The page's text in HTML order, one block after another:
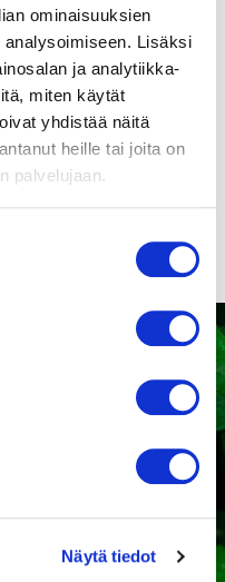
ominaisuuksien
Lisäksi
ja analytiikka-
miten käytät
yhdistää näitä
heille tai joita on
palvelujaan.
Näytä tiedot
merkitty, läpäiseekö tuote
direktiivin vaatimukset.
Suomenkieliset
puhaltimien
turvamääräykset!